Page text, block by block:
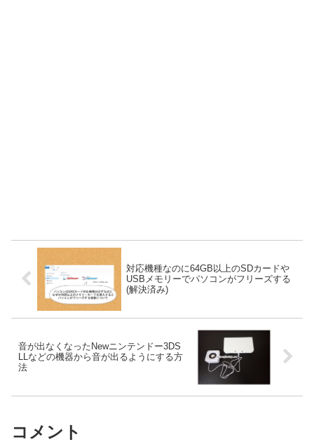
対応機種なのに64GB以上のSDカードや
USBメモリーでパソコンがフリーズする
(解決済み)
音が出なくなったNewニンテンドー3DS
LLなどの機器から音が出るようにする方
法
コメント